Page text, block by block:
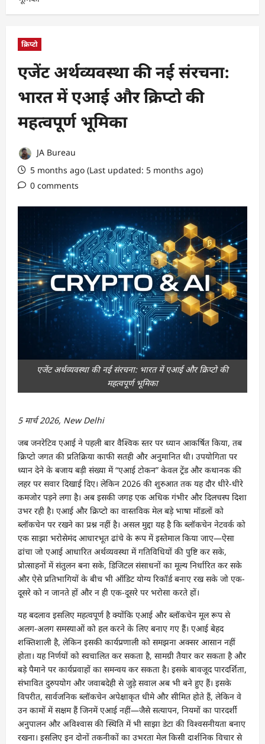
क्रिप्टो
एजेंट अर्थव्यवस्था की नई संरचना:
भारत में एआई और क्रिप्टो की
महत्वपूर्ण भूमिका
JA Bureau
5 months ago (Last updated: 5 months ago)
0 comments
एजेंट अर्थव्यवस्था की नई संरचना: भारत में एआई और क्रिप्टो की
महत्वपूर्ण भूमिका
5 मार्च 2026, New Delhi
जब जनरेटिव एआई ने पहली बार वैश्विक स्तर पर ध्यान आकर्षित किया, तब
क्रिप्टो जगत की प्रतिक्रिया काफी सतही और अनुमानित थी। उपयोगिता पर
ध्यान देने के बजाय बड़ी संख्या में “एआई टोकन” केवल ट्रेंड और कथानक की
लहर पर सवार दिखाई दिए। लेकिन 2026 की शुरुआत तक यह दौर धीरे-धीरे
कमजोर पड़ने लगा है। अब इसकी जगह एक अधिक गंभीर और दिलचस्प दिशा
उभर रही है। एआई और क्रिप्टो का वास्तविक मेल बड़े भाषा मॉडलों को
ब्लॉकचेन पर रखने का प्रश्न नहीं है। असल मुद्दा यह है कि ब्लॉकचेन नेटवर्क को
एक साझा भरोसेमंद आधारभूत ढांचे के रूप में इस्तेमाल किया जाए—ऐसा
ढांचा जो एआई आधारित अर्थव्यवस्था में गतिविधियों की पुष्टि कर सके,
प्रोत्साहनों में संतुलन बना सके, डिजिटल संसाधनों का मूल्य निर्धारित कर सके
और ऐसे प्रतिभागियों के बीच भी ऑडिट योग्य रिकॉर्ड बनाए रख सके जो एक-
दूसरे को न जानते हों और न ही एक-दूसरे पर भरोसा करते हों।
यह बदलाव इसलिए महत्वपूर्ण है क्योंकि एआई और ब्लॉकचेन मूल रूप से
अलग-अलग समस्याओं को हल करने के लिए बनाए गए हैं। एआई बेहद
शक्तिशाली है, लेकिन इसकी कार्यप्रणाली को समझना अक्सर आसान नहीं
होता। यह निर्णयों को स्वचालित कर सकता है, सामग्री तैयार कर सकता है और
बड़े पैमाने पर कार्यप्रवाहों का समन्वय कर सकता है। इसके बावजूद पारदर्शिता,
संभावित दुरुपयोग और जवाबदेही से जुड़े सवाल अब भी बने हुए हैं। इसके
विपरीत, सार्वजनिक ब्लॉकचेन अपेक्षाकृत धीमे और सीमित होते हैं, लेकिन वे
उन कामों में सक्षम हैं जिनमें एआई नहीं—जैसे सत्यापन, नियमों का पारदर्शी
अनुपालन और अविश्वास की स्थिति में भी साझा डेटा की विश्वसनीयता बनाए
रखना। इसलिए इन दोनों तकनीकों का उभरता मेल किसी दार्शनिक विचार से